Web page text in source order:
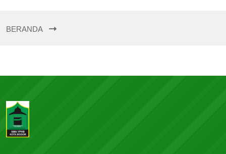
BERANDA